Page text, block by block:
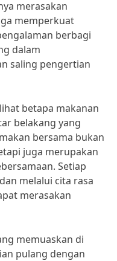
merasakan
memperkuat
berbagi
dalam
saling pengertian
betapa makanan
belakang yang
bersama bukan
juga merupakan
Setiap
melalui cita rasa
merasakan
memuaskan di
pulang dengan